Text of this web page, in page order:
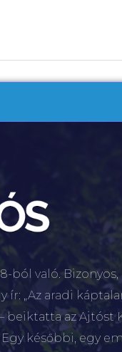
ból való. Bizonyos,
ír: „Az aradi
beiktatta az Ajtóst
későbbi, egy